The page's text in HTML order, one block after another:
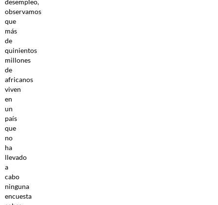
desempleo,
observamos
que
más
de
quinientos
millones
de
africanos
viven
en
un
país
que
no
ha
llevado
a
cabo
ninguna
encuesta